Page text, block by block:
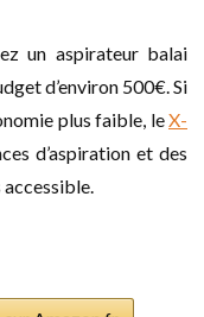
un aspirateur balai
d’environ 500€. Si
plus faible, leX-
d’aspiration et des